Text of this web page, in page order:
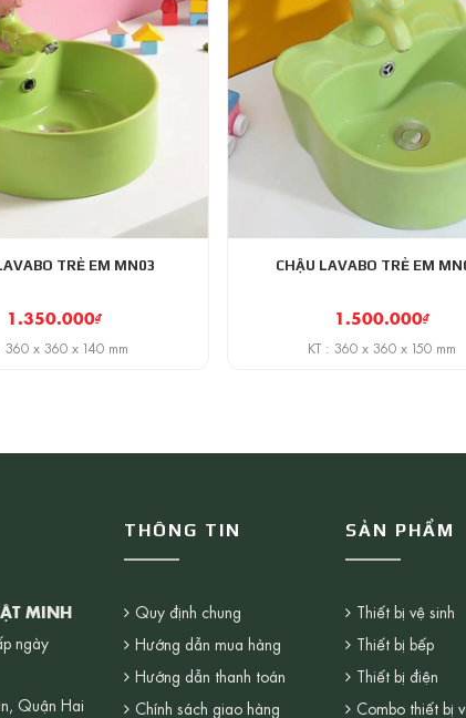
TRẺ EM MN03
1.350.000₫
360 x 360 x 140 mm
CHẬU LAVABO TRẺ EM
1.500.000₫
KT : 360 x 360 x 150 mm
MINH
ngày
Quận Hai
THÔNG TIN
Quy định chung
Hướng dẫn mua hàng
Hướng dẫn thanh toán
Chính sách giao hàng
SẢN PHẨM
Thiết bị vệ sinh
Thiết bị bếp
Thiết bị điện
Combo thiết bị